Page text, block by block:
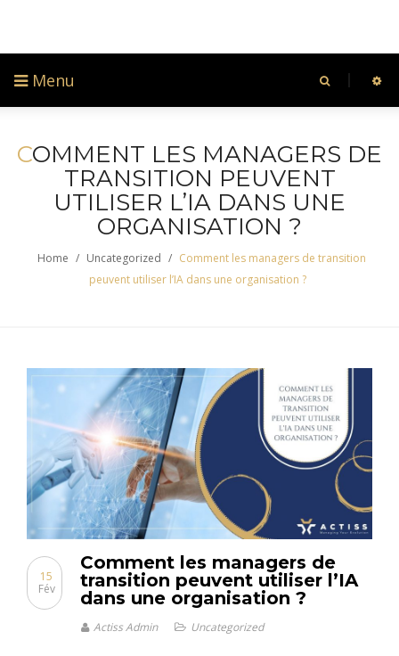
Menu
COMMENT LES MANAGERS DE
TRANSITION PEUVENT
UTILISER L’IA DANS UNE
ORGANISATION ?
Home / Uncategorized / Comment les managers de transition
peuvent utiliser l’IA dans une organisation ?
Comment les managers de
transition peuvent utiliser l’IA
dans une organisation ?
15
Fév
Actiss Admin Uncategorized